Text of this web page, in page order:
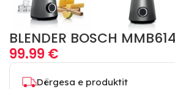
BLENDER BOSCH
99.99€
Dërgesa e produktit